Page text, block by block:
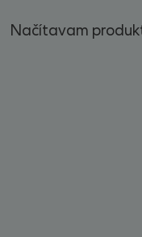
Načítavam